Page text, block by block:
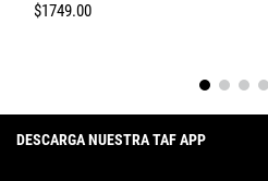
$1749.00
DESCARGA NUESTRA TAF APP